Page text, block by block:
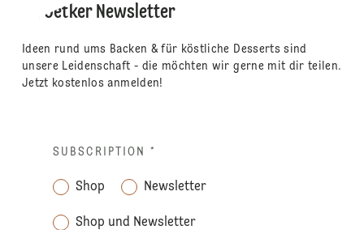
Dr. Oetker Newsletter
Ideen rund ums Backen & für köstliche Desserts sind
unsere Leidenschaft - die möchten wir gerne mit dir teilen.
Jetzt kostenlos anmelden!
SUBSCRIPTION *
Shop Newsletter
Shop und Newsletter